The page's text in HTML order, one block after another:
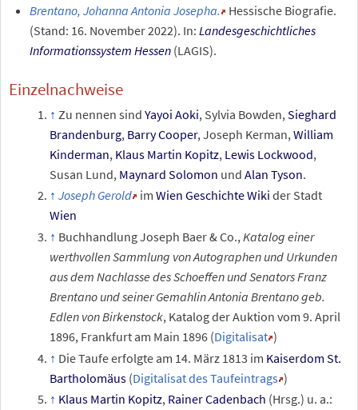
Brentano, Johanna Antonia Josepha.
Hessische Biografie.
(Stand: 16. November 2022). In: Landesgeschichtliches
Informationssystem Hessen(LAGIS).
Einzelnachweise
Zu nennen sindYayoi Aoki, Sylvia Bowden,Sieghard
Brandenburg, Barry Cooper, Joseph Kerman,William
Kinderman, Klaus Martin Kopitz, Lewis Lockwood,
Susan Lund, Maynard Solomon undAlan Tyson.
Joseph Gerold imWien Geschichte Wiki der Stadt
Wien
Buchhandlung Joseph Baer & Co.,Katalog einer
werthvollen Sammlung von Autographen und Urkunden
aus dem Nachlasse des Schoeffen und Senators Franz
Brentano und seiner Gemahlin Antonia Brentano geb.
Edlen von Birkenstock, Katalog der Auktion vom 9. April
1896, Frankfurt am Main 1896 (Digitalisat )
Die Taufe erfolgte am 14. März 1813 im Kaiserdom St.
Bartholomäus (Digitalisat des Taufeintrags )
Klaus Martin Kopitz, Rainer Cadenbach (Hrsg.) u. a.: